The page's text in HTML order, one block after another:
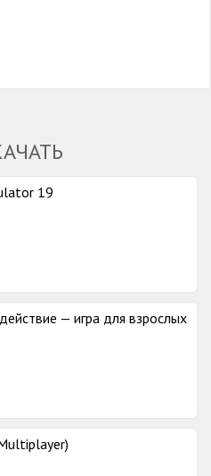
19
— игра для взрослых